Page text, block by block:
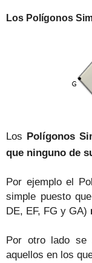
Los Polígonos
Los Polígonos
que ninguno de
Por ejemplo el Pol
simple puesto que
DE, EF, FG y GA)
Por otro lado se
aquellosen los